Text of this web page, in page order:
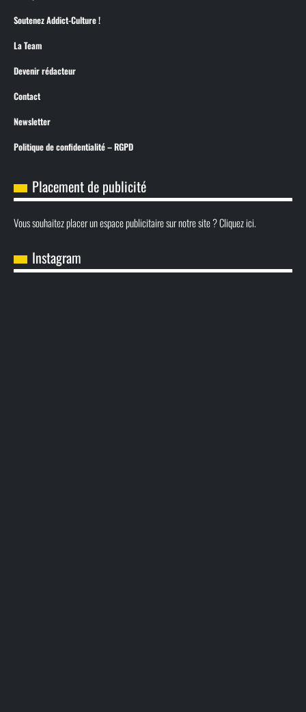
Soutenez Addict-Culture !
La Team
Devenir rédacteur
Contact
Newsletter
Politique de confidentialité – RGPD
Placement de publicité
Vous souhaitez placer un espace publicitaire sur notre site ? Cliquez ici.
Instagram